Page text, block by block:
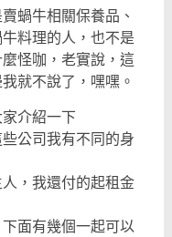
蝸牛相關保養品、
料理的人，也不是
怪咖，老實說，這
就不說了，嘿嘿。
介紹一下
公司我有不同的身
，我還付的起租金
面有幾個一起可以